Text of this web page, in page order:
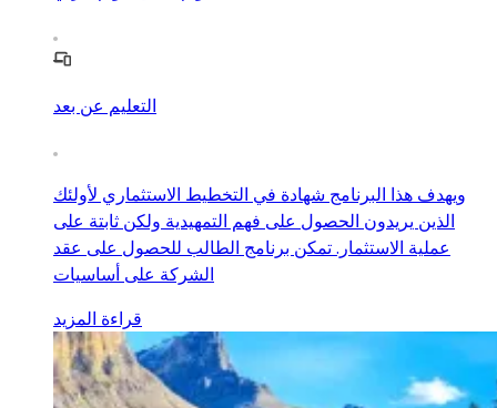
التعليم عن بعد
ويهدف هذا البرنامج شهادة في التخطيط الاستثماري لأولئك
الذين يريدون الحصول على فهم التمهيدية ولكن ثابتة على
عملية الاستثمار. تمكن برنامج الطالب للحصول على عقد
الشركة على أساسيات
قراءة المزيد